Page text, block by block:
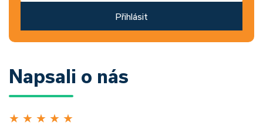
Přihlásit
Napsali o nás
★ ★ ★ ★ ★